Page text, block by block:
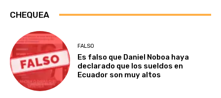
CHEQUEA
FALSO
Es falso que Daniel Noboa haya
declarado que los sueldos en
Ecuador son muy altos